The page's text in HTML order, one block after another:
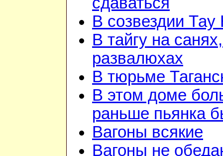
В созвездии Тау
В тайгу на
развалюхах
В тюрьме
В этом доме
раньше пьянка
Вагоны всякие
Вагоны не